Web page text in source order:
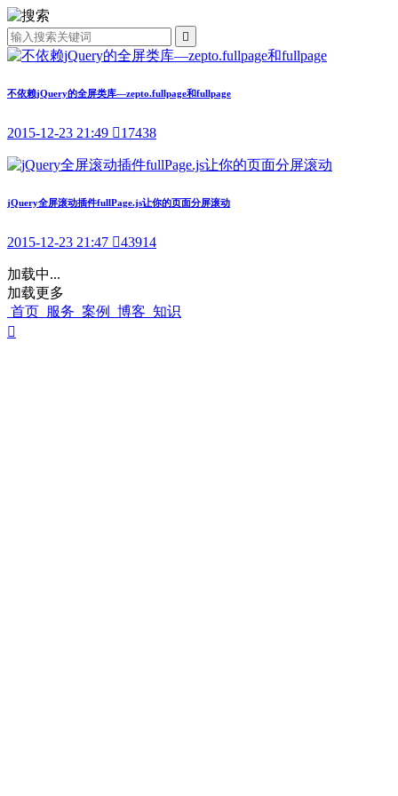

不依赖jQuery的全屏类库—zepto.fullpage和fullpage
2015-12-23 21:49 17438
jQuery全屏滚动插件fullPage.js让你的页面分屏滚动
2015-12-23 21:47 43914
加载中...
加载更多
首页 服务 案例 博客 知识
